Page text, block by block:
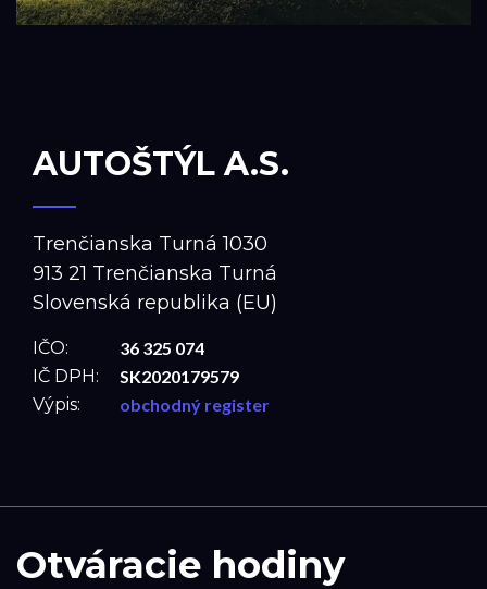
AUTOŠTÝL A.S.
Trenčianska Turná 1030
913 21 Trenčianska Turná
Slovenská republika (EU)
IČO:
IČ DPH:
Výpis:
36 325 074
SK2020179579
obchodný register
Otváracie hodiny